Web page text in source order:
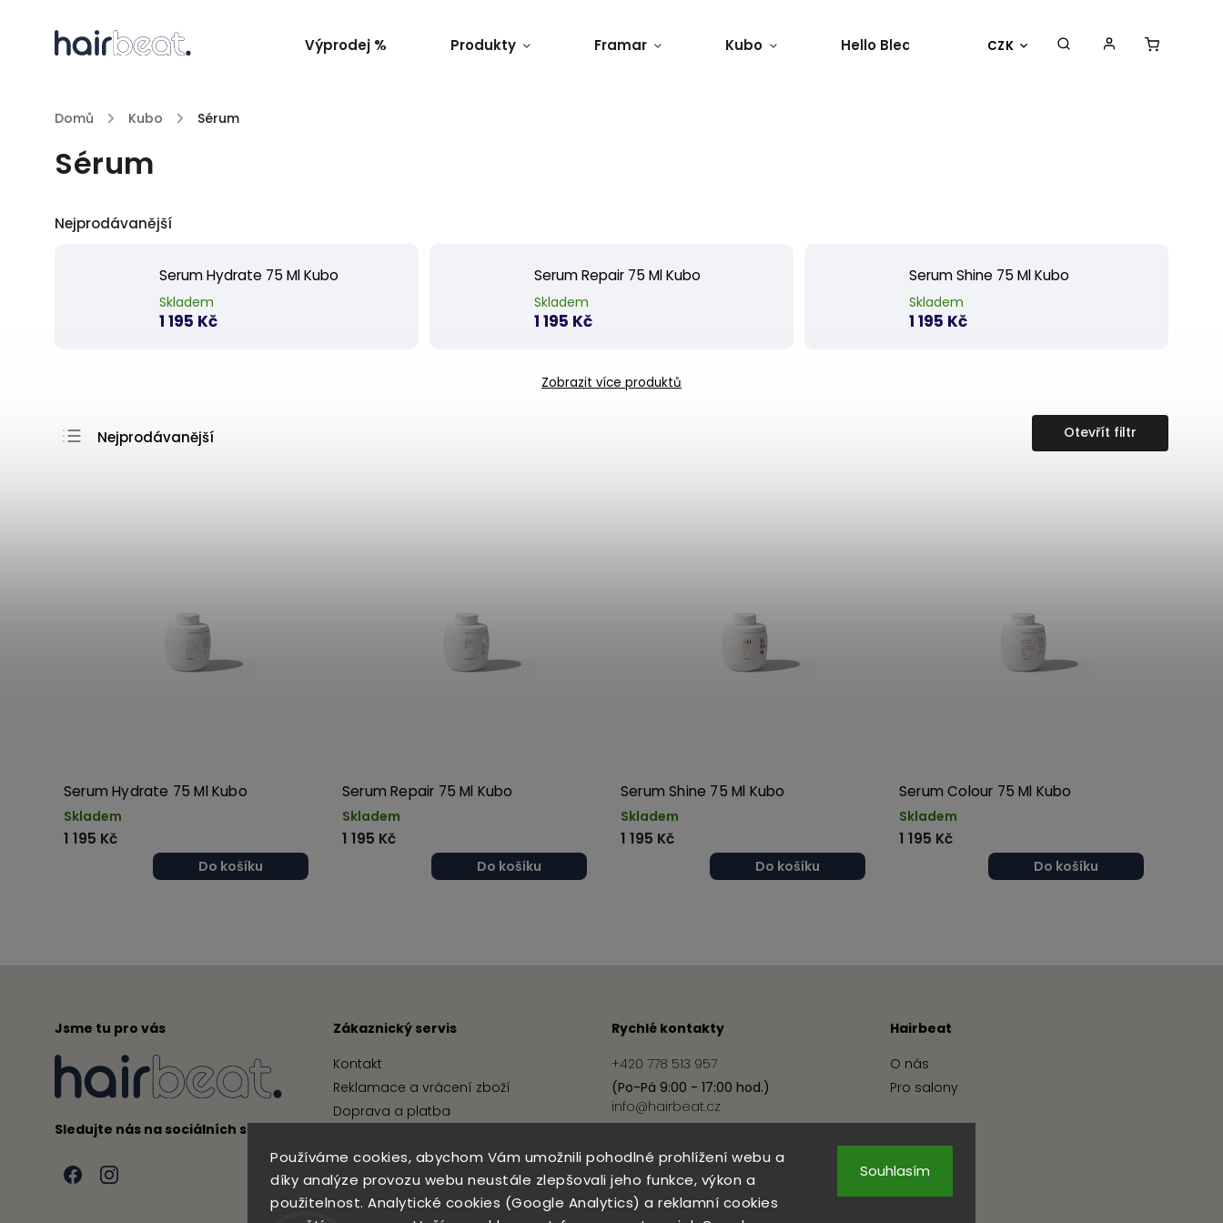
Používáme cookies, abychom Vám umožnili pohodlné prohlížení webu a
díky analýze provozu webu neustále zlepšovali jeho funkce, výkon a
použitelnost. Analytické cookies (Google Analytics) a reklamní cookies
Souhlasím
CZK
Výprodej % Produkty Framar Kubo Hello Bleach O nás Kontakty
Domů / Kubo / Sérum
Sérum
Nejprodávanější
Serum Hydrate 75 Ml Kubo
Skladem
1 195 Kč
Serum Repair 75 Ml Kubo
Skladem
1 195 Kč
Serum Shine 75 Ml Kubo
Skladem
1 195 Kč
Zobrazit více produktů
Nejprodávanější
Otevřít filtr
Serum Hydrate 75 Ml Kubo
Skladem
1 195 Kč
Do košíku
Serum Repair 75 Ml Kubo
Skladem
1 195 Kč
Do košíku
Serum Shine 75 Ml Kubo
Skladem
1 195 Kč
Do košíku
Serum Colour 75 Ml Kubo
Skladem
1 195 Kč
Do košíku
Jsme tu pro vás
Sledujte nás na sociálních sítích
Zákaznický servis
Kontakt
Reklamace a vrácení zboží
Doprava a platba
Podmínky ochrany osobních údajů
Rychlé kontakty
+420 778 513 957
(Po-Pá 9:00 - 17:00 hod.)
info@hairbeat.cz
Hairbeat
O nás
Pro salony